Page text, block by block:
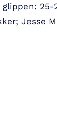
25-
Jesse